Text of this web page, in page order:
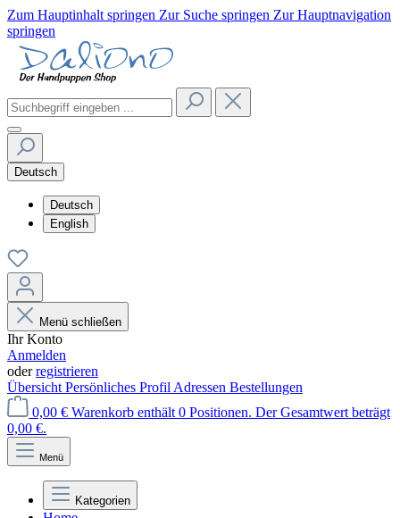
Zum Hauptinhalt springen Zur Suche springen Zur Hauptnavigation
springen
Deutsch
Deutsch
English
Menü schließen
Ihr Konto
Anmelden
oderregistrieren
Übersicht Persönliches Profil Adressen Bestellungen
0,00 € Warenkorb enthält 0 Positionen. Der Gesamtwert beträgt
0,00 €.
Menü
Kategorien